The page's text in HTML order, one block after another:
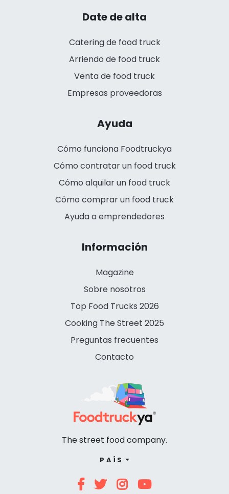
Date de alta
Catering de food truck
Arriendo de food truck
Venta de food truck
Empresas proveedoras
Ayuda
Cómo funciona Foodtruckya
Cómo contratar un food truck
Cómo alquilar un food truck
Cómo comprar un food truck
Ayuda a emprendedores
Información
Magazine
Sobre nosotros
Top Food Trucks 2026
Cooking The Street 2025
Preguntas frecuentes
Contacto
The street food company.
PAÍS